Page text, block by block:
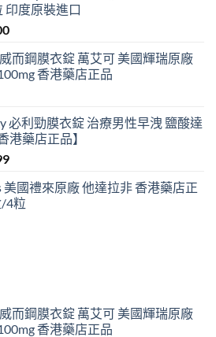
印度原裝進口
Price
$489
through
而鋼膜衣錠 萬艾可 美國輝瑞原廠
香港藥店正品
必利勁膜衣錠 治療男性早洩 鹽酸達
港藥店正品】
Price
$799
through
美國禮來原廠 他達拉非 香港藥店正
/4粒
而鋼膜衣錠 萬艾可 美國輝瑞原廠
香港藥店正品